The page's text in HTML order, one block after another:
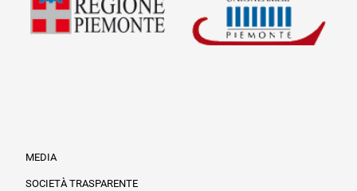
MEDIA
SOCIETÀ TRASPARENTE